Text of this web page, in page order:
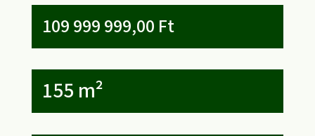
109 999 999,00 Ft
155 m²